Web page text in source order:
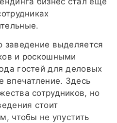
выделяется
и роскошными
гостей для деловых
впечатление. Здесь
сотрудников, но
стоит
чтобы не упустить